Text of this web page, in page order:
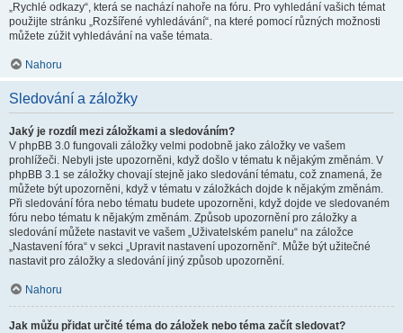
„Rychlé odkazy“, která se nachází nahoře na fóru. Pro vyhledání vašich témat
použijte stránku „Rozšířené vyhledávání“, na které pomocí různých možnosti
můžete zúžit vyhledávání na vaše témata.
Nahoru
Sledování a záložky
Jaký je rozdíl mezi záložkami a sledováním?
V phpBB 3.0 fungovali záložky velmi podobně jako záložky ve vašem
prohlížeči. Nebyli jste upozorněni, když došlo v tématu k nějakým změnám. V
phpBB 3.1 se záložky chovají stejně jako sledování tématu, což znamená, že
můžete být upozorněni, když v tématu v záložkách dojde k nějakým změnám.
Při sledování fóra nebo tématu budete upozorněni, když dojde ve sledovaném
fóru nebo tématu k nějakým změnám. Způsob upozornění pro záložky a
sledování můžete nastavit ve vašem „Uživatelském panelu“ na záložce
„Nastavení fóra“ v sekci „Upravit nastavení upozornění“. Může být užitečné
nastavit pro záložky a sledování jiný způsob upozornění.
Nahoru
Jak můžu přidat určité téma do záložek nebo téma začít sledovat?